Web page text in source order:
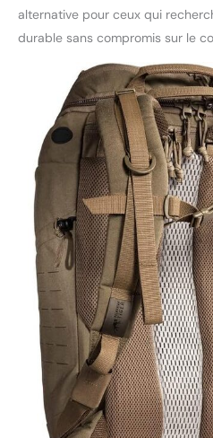
alternative pour ceux qui
durable sans compromis sur le